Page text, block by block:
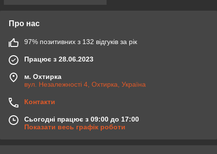
Про нас
97% позитивних з 132 відгуків за рік
Працює з 28.06.2023
м. Охтирка
вул. Незалежності 4, Охтирка, Україна
Контакти
Сьогодні працює з 09:00 до 17:00
Показати весь графік роботи